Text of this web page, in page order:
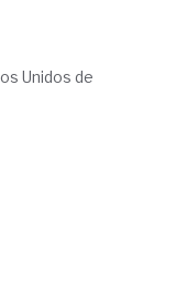
Unidos de